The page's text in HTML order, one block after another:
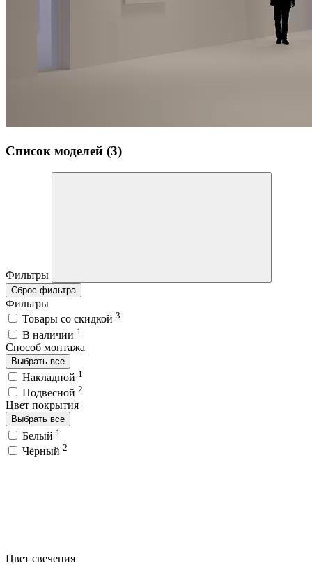
Список моделей (3)
Фильтры
Сброс фильтра
Фильтры
Товары со скидкой 3
В наличии 1
Способ монтажа
Выбрать все
Накладной 1
Подвесной 2
Цвет покрытия
Выбрать все
Белый 1
Чёрный 2
Цвет свечения